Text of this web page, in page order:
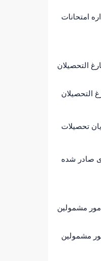
امتحانات
التحصیلان
التحصیلان
تحصیلات
صادر شده
مشمولین
مشمولین